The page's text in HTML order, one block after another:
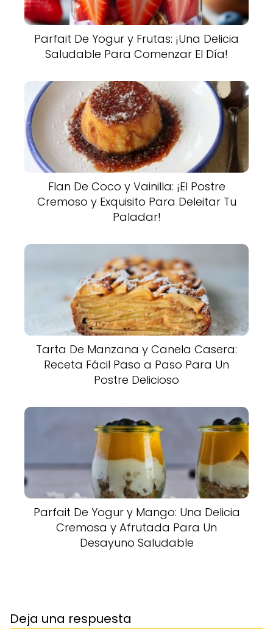
Parfait De Yogur y Frutas: ¡Una Delicia
Saludable Para Comenzar El Día!
Flan De Coco y Vainilla: ¡El Postre
Cremoso y Exquisito Para Deleitar Tu
Paladar!
Tarta De Manzana y Canela Casera:
Receta Fácil Paso a Paso Para Un
Postre Delicioso
Parfait De Yogur y Mango: Una Delicia
Cremosa y Afrutada Para Un
Desayuno Saludable
Deja una respuesta